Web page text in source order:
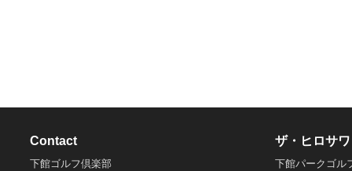
Contact
下館ゴルフ倶楽部
ザ・ヒロサ
下館パークゴル